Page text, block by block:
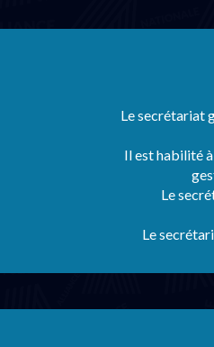
Le secrétariat
Il est habilité
Le
Le